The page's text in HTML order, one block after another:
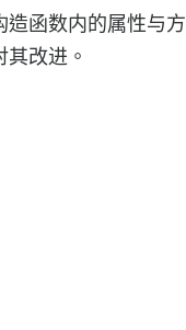
函数内的属性与
改进。